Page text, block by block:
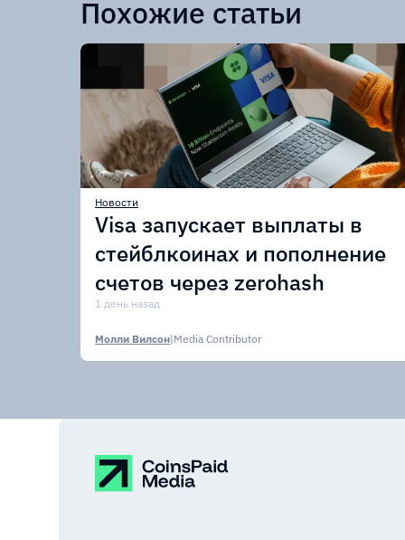
Похожие статьи
Новости
Visa запускает выплаты в
стейблкоинах и пополнение
счетов через zerohash
1 день назад
Молли Вилсон|Media Contributor